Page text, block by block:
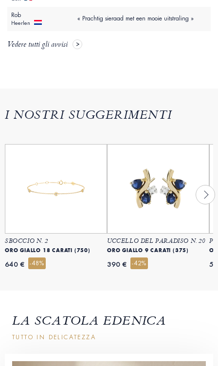
Rob
Heerlen
« Prachtig sieraad met een mooie uitstraling »
Vedere tutti gli avvisi
I NOSTRI SUGGERIMENTI
SBOCCIO N. 2
ORO GIALLO 18 CARATI (750)
640 € -48%
UCCELLO DEL PARADISO N. 20
ORO GIALLO 9 CARATI (375)
390 € -42%
LA SCATOLA EDENICA
TUTTO IN DELICATEZZA